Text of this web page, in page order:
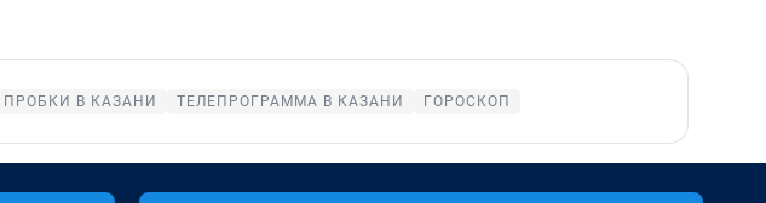
ПРОБКИ В КАЗАНИ ТЕЛЕПРОГРАММА В КАЗАНИ ГОРОСКОП